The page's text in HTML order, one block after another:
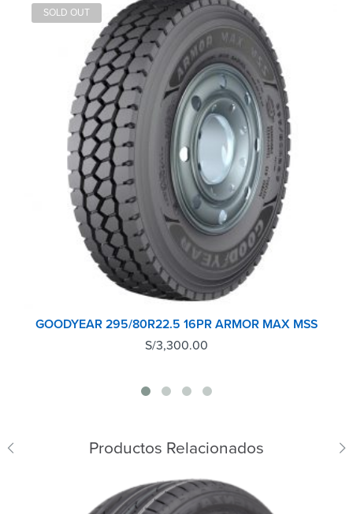
SOLD OUT
GOODYEAR 295/80R22.5 16PR ARMOR MAX MSS
S/3,300.00
Productos Relacionados